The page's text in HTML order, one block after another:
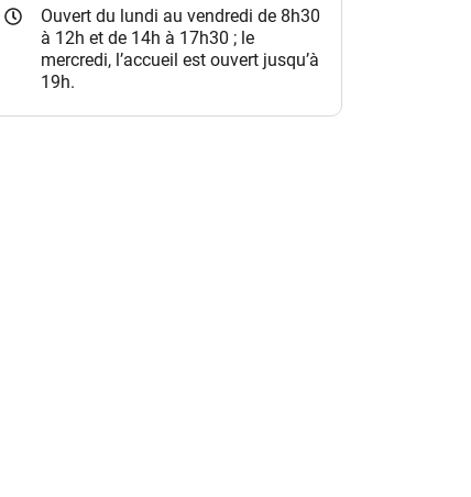
Ouvert du lundi au vendredi de 8h30
à 12h et de 14h à 17h30 ; le
mercredi, l’accueil est ouvert jusqu’à
19h.